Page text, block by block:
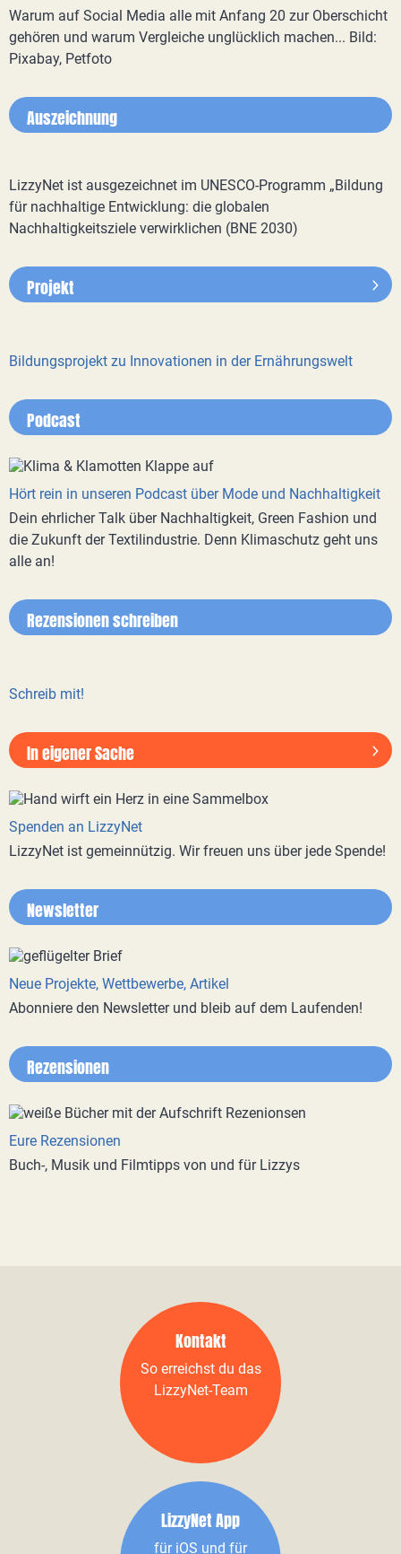
Warum auf Social Media alle mit Anfang 20 zur Oberschicht
gehören und warum Vergleiche unglücklich machen... Bild:
Pixabay, Petfoto
Auszeichnung
LizzyNet ist ausgezeichnet im UNESCO-Programm „Bildung
für nachhaltige Entwicklung: die globalen
Nachhaltigkeitsziele verwirklichen (BNE 2030)
Projekt
Bildungsprojekt zu Innovationen in der Ernährungswelt
Podcast
Hört rein in unseren Podcast über Mode und Nachhaltigkeit
Dein ehrlicher Talk über Nachhaltigkeit, Green Fashion und
die Zukunft der Textilindustrie. Denn Klimaschutz geht uns
alle an!
Rezensionen schreiben
Schreib mit!
In eigener Sache
Spenden an LizzyNet
LizzyNet ist gemeinnützig. Wir freuen uns über jede Spende!
Newsletter
Neue Projekte, Wettbewerbe, Artikel
Abonniere den Newsletter und bleib auf dem Laufenden!
Rezensionen
Eure Rezensionen
Buch-, Musik und Filmtipps von und für Lizzys
Kontakt
So erreichst du das
LizzyNet-Team
LizzyNet App
für iOS und für